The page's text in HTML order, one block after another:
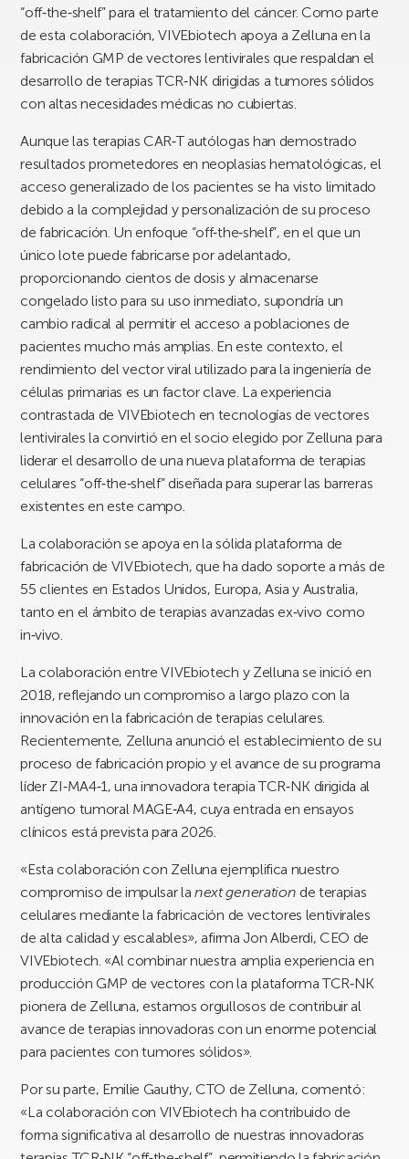
“off‑the‑shelf” para el tratamiento del cáncer. Como parte
de esta colaboración, VIVEbiotech apoya a Zelluna en la
fabricación GMP de vectores lentivirales que respaldan el
desarrollo de terapias TCR‑NK dirigidas a tumores sólidos
con altas necesidades médicas no cubiertas.
Aunque las terapias CAR‑T autólogas han demostrado
resultados prometedores en neoplasias hematológicas, el
acceso generalizado de los pacientes se ha visto limitado
debido a la complejidad y personalización de su proceso
de fabricación. Un enfoque “off‑the‑shelf”, en el que un
único lote puede fabricarse por adelantado,
proporcionando cientos de dosis y almacenarse
congelado listo para su uso inmediato, supondría un
cambio radical al permitir el acceso a poblaciones de
pacientes mucho más amplias. En este contexto, el
rendimiento del vector viral utilizado para la ingeniería de
células primarias es un factor clave. La experiencia
contrastada de VIVEbiotech en tecnologías de vectores
lentivirales la convirtió en el socio elegido por Zelluna para
liderar el desarrollo de una nueva plataforma de terapias
celulares “off‑the‑shelf” diseñada para superar las barreras
existentes en este campo.
La colaboración se apoya en la sólida plataforma de
fabricación de VIVEbiotech, que ha dado soporte a más de
55 clientes en Estados Unidos, Europa, Asia y Australia,
tanto en el ámbito de terapias avanzadas ex‑vivo como
in‑vivo.
La colaboración entre VIVEbiotech y Zelluna se inició en
2018, reflejando un compromiso a largo plazo con la
innovación en la fabricación de terapias celulares.
Recientemente, Zelluna anunció el establecimiento de su
proceso de fabricación propio y el avance de su programa
líder ZI‑MA4‑1, una innovadora terapia TCR‑NK dirigida al
antígeno tumoral MAGE‑A4, cuya entrada en ensayos
clínicos está prevista para 2026.
«Esta colaboración con Zelluna ejemplifica nuestro
compromiso de impulsar lanext generation de terapias
celulares mediante la fabricación de vectores lentivirales
de alta calidad y escalables», afirma Jon Alberdi, CEO de
VIVEbiotech. «Al combinar nuestra amplia experiencia en
producción GMP de vectores con la plataforma TCR‑NK
pionera de Zelluna, estamos orgullosos de contribuir al
avance de terapias innovadoras con un enorme potencial
para pacientes con tumores sólidos».
Por su parte, Emilie Gauthy, CTO de Zelluna, comentó:
«La colaboración con VIVEbiotech ha contribuido de
forma significativa al desarrollo de nuestras innovadoras